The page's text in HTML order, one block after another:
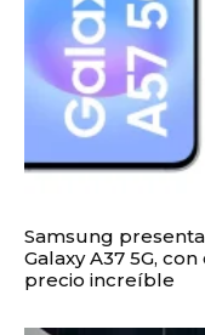
Samsung presenta
Galaxy A37 5G,
precio increíble